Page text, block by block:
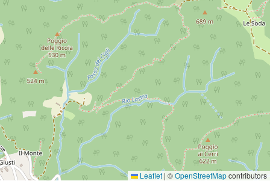
Leaflet | ©OpenStreetMapcontributors